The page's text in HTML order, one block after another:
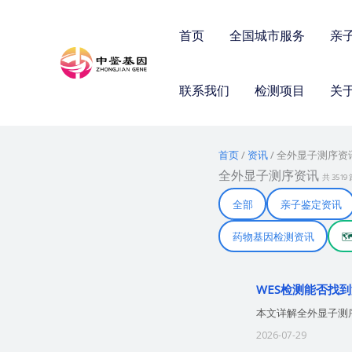
首页 全国城市服务 亲
联系我们 检测项目 关
首页/ 资讯/全外显子测序资
全外显子测序资讯 共 3519
全部 亲子鉴定资讯
药物基因检测资讯 🗺
WES检测能否找
本文详解全外显子
2026-07-29